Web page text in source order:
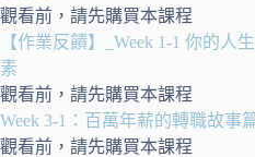
觀看前，請先購買本課程
【作業反饋】_Week 1-1 你的
素
觀看前，請先購買本課程
Week 3-1：百萬年薪的轉職故事
觀看前，請先購買本課程